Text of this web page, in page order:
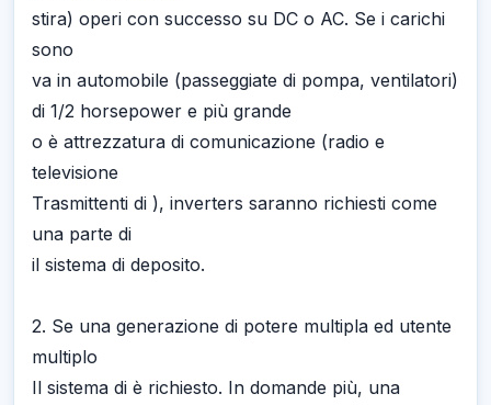
stira) operi con successo su DC o AC. Se i carichi
sono
va in automobile (passeggiate di pompa, ventilatori)
di 1/2 horsepower e più grande
o è attrezzatura di comunicazione (radio e
televisione
Trasmittenti di ), inverters saranno richiesti come
una parte di
il sistema di deposito.
2. Se una generazione di potere multipla ed utente
multiplo
Il sistema di è richiesto. In domande più, una